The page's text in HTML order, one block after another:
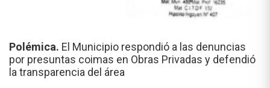
Polémica. El Municipio respondió a las denuncias
por presuntas coimas en Obras Privadas y defendió
la transparencia del área